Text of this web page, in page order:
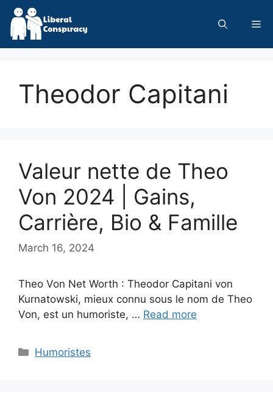
Skip
content
Theodor Capitani
Valeur nette de Theo
Von 2024 | Gains,
Carrière, Bio & Famille
March 16, 2024
Theo Von Net Worth : Theodor Capitani von
Kurnatowski, mieux connu sous le nom de Theo
Von, est un humoriste, … Read more
Categories
Humoristes